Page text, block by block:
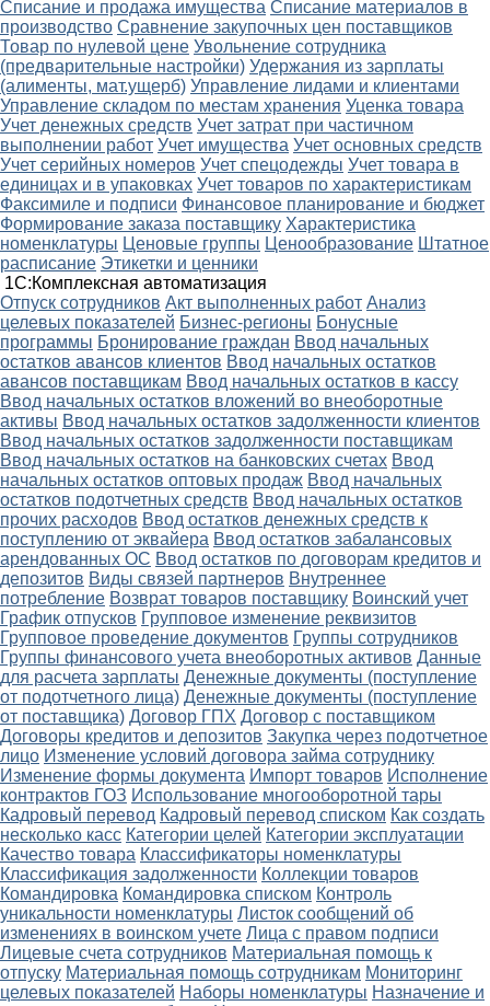
Списание и продажа имущества Списание материалов в
производство Сравнение закупочных цен поставщиков
Товар по нулевой цене Увольнение сотрудника
(предварительные настройки) Удержания из зарплаты
(алименты, мат.ущерб) Управление лидами и клиентами
Управление складом по местам хранения Уценка товара
Учет денежных средств Учет затрат при частичном
выполнении работ Учет имущества Учет основных средств
Учет серийных номеров Учет спецодежды Учет товара в
единицах и в упаковках Учет товаров по характеристикам
Факсимиле и подписи Финансовое планирование и бюджет
Формирование заказа поставщику Характеристика
номенклатуры Ценовые группы Ценообразование Штатное
расписание Этикетки и ценники
1С:Комплексная автоматизация
Oтпуск сотрудников Акт выполненных работ Анализ
целевых показателей Бизнес-регионы Бонусные
программы Бронирование граждан Ввод начальных
остатков авансов клиентов Ввод начальных остатков
авансов поставщикам Ввод начальных остатков в кассу
Ввод начальных остатков вложений во внеоборотные
активы Ввод начальных остатков задолженности клиентов
Ввод начальных остатков задолженности поставщикам
Ввод начальных остатков на банковских счетах Ввод
начальных остатков оптовых продаж Ввод начальных
остатков подотчетных средств Ввод начальных остатков
прочих расходов Ввод остатков денежных средств к
поступлению от эквайера Ввод остатков забалансовых
арендованных ОС Ввод остатков по договорам кредитов и
депозитов Виды связей партнеров Внутреннее
потребление Возврат товаров поставщику Воинский учет
График отпусков Групповое изменение реквизитов
Групповое проведение документов Группы сотрудников
Группы финансового учета внеоборотных активов Данные
для расчета зарплаты Денежные документы (поступление
от подотчетного лица) Денежные документы (поступление
от поставщика) Договор ГПХ Договор с поставщиком
Договоры кредитов и депозитов Закупка через подотчетное
лицо Изменение условий договора займа сотруднику
Изменение формы документа Импорт товаров Исполнение
контрактов ГОЗ Использование многооборотной тары
Кадровый перевод Кадровый перевод списком Как создать
несколько касс Категории целей Категории эксплуатации
Качество товара Классификаторы номенклатуры
Классификация задолженности Коллекции товаров
Командировка Командировка списком Контроль
уникальности номенклатуры Листок сообщений об
изменениях в воинском учете Лица с правом подписи
Лицевые счета сотрудников Материальная помощь к
отпуску Материальная помощь сотрудникам Мониторинг
целевых показателей Наборы номенклатуры Назначение и